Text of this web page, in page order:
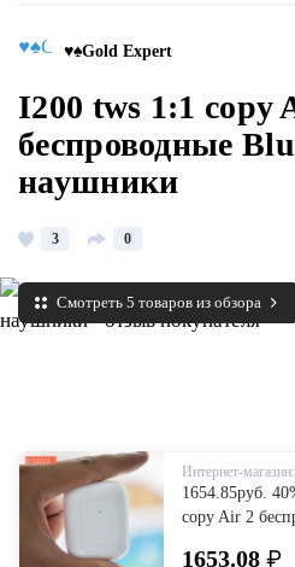
♥♠Gold Expert
I200 tws 1:1 copy
беспроводные
наушники
3 0
Смотреть 5 товаров из обзора
Интернет-
1654.85руб.
copy Air 2
наушники
1653.08 ₽